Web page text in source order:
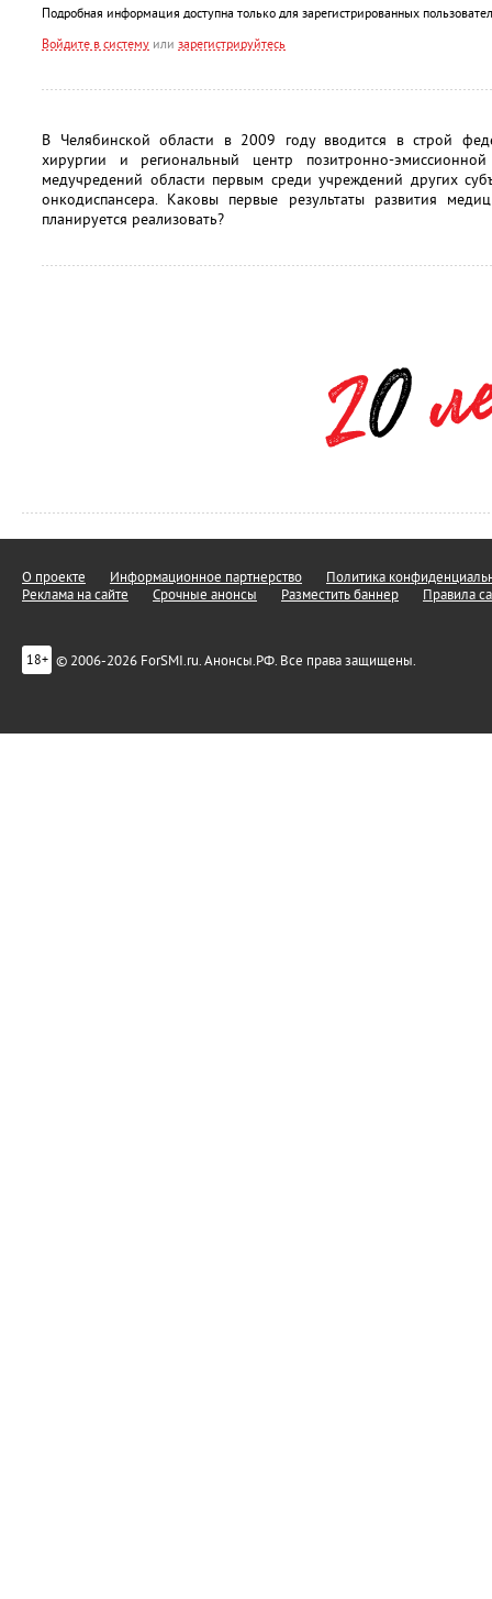
Подробная информация доступна только для зарегистрированных
Войдите в систему или зарегистрируйтесь
В Челябинской области в 2009 году вводится в строй
хирургии и региональный центр позитронно-
медучредений области первым среди учреждений других
онкодиспансера. Каковы первые результаты развития
планируется реализовать?
О проекте Информационное партнерство
Политика
Реклама на сайте
Срочные анонсы Разместить баннер Правила
18+ © 2006-2026 ForSMI.ru. Анонсы.РФ. Все права защищены.